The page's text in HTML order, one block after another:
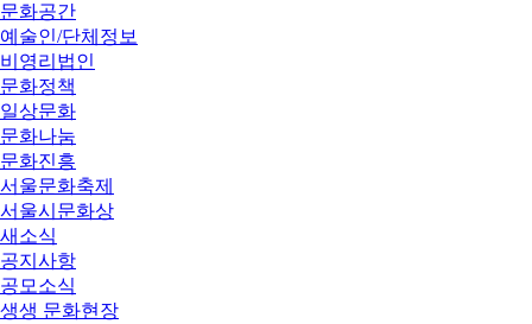
문화공간
예술인/단체정보
비영리법인
문화정책
일상문화
문화나눔
문화진흥
서울문화축제
서울시문화상
새소식
공지사항
공모소식
생생 문화현장